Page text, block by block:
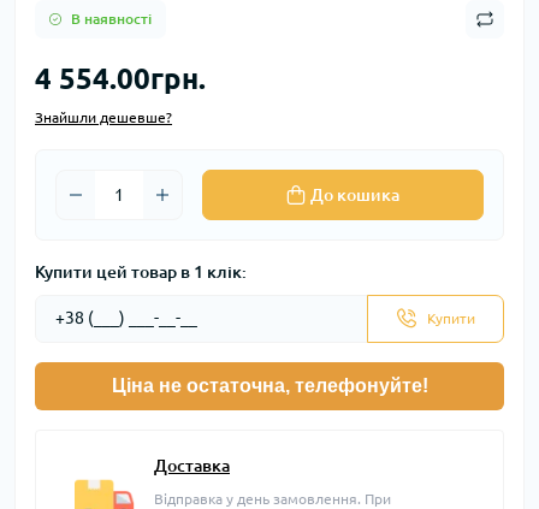
В наявності
4 554.00грн.
Знайшли дешевше?
До кошика
Купити цей товар в 1 клік:
Купити
Ціна не остаточна, телефонуйте!
Доставка
Відправка у день замовлення. При